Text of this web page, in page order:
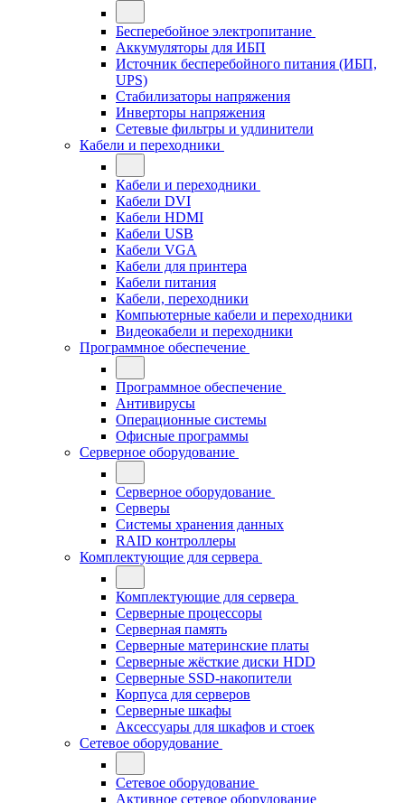
Бесперебойное электропитание
Аккумуляторы для ИБП
Источник бесперебойного питания (ИБП,
UPS)
Стабилизаторы напряжения
Инверторы напряжения
Сетевые фильтры и удлинители
Кабели и переходники
Кабели и переходники
Кабели DVI
Кабели HDMI
Кабели USB
Кабели VGA
Кабели для принтера
Кабели питания
Кабели, переходники
Компьютерные кабели и переходники
Видеокабели и переходники
Программное обеспечение
Программное обеспечение
Антивирусы
Операционные системы
Офисные программы
Серверное оборудование
Серверное оборудование
Серверы
Системы хранения данных
RAID контроллеры
Комплектующие для сервера
Комплектующие для сервера
Серверные процессоры
Серверная память
Серверные материнские платы
Серверные жёсткие диски HDD
Серверные SSD-накопители
Корпуса для серверов
Серверные шкафы
Аксессуары для шкафов и стоек
Сетевое оборудование
Сетевое оборудование
Активное сетевое оборудование